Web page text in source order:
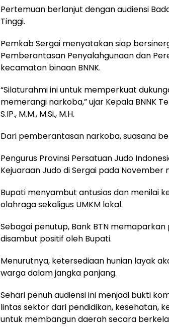
Pertemuan berlanjut dengan audiensi
Tinggi.
Pemkab Sergai menyatakan siap
Pemberantasan Penyalahgunaan dan
kecamatan binaan BNNK.
“Silaturahmi ini untuk memperkuat
memerangi narkoba,” ujar Kepala BNNK
S.IP., M.M., M.Si., M.H.
Dari pemberantasan narkoba, suasana
Pengurus Provinsi Persatuan Judo
Kejuaraan Judo di Sergai pada November
Bupati menyambut antusias dan menilai
olahraga sekaligus UMKM lokal.
Sebagai penutup, Bank BTN
disambut positif oleh Bupati.
Menurutnya, ketersediaan hunian layak
warga dalam jangka panjang.
Sehari penuh audiensi ini menjadi bukti
lintas sektor dari pendidikan, kesehatan,
untuk membangun daerah secara